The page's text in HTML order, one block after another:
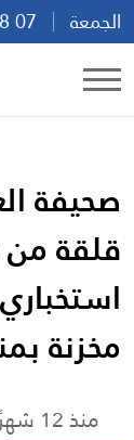
الجمعة
صحيفة
قلقة
مخزنة
منذ 12 شهرًا